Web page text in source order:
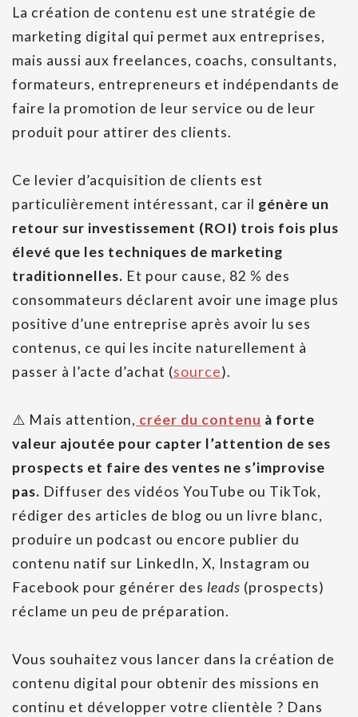
La création de contenu est une stratégie de
marketing digital qui permet aux entreprises,
mais aussi aux freelances, coachs, consultants,
formateurs, entrepreneurs et indépendants de
faire la promotion de leur service ou de leur
produit pour attirer des clients.
Ce levier d’acquisition de clients est
particulièrement intéressant, car il génère un
retour sur investissement (ROI) trois fois plus
élevé que les techniques de marketing
traditionnelles. Et pour cause, 82 % des
consommateurs déclarent avoir une image plus
positive d’une entreprise après avoir lu ses
contenus, ce qui les incite naturellement à
passer à l’acte d’achat (source).
⚠️ Mais attention, créer du contenu à forte
valeur ajoutée pour capter l’attention de ses
prospects et faire des ventes ne s’improvise
pas. Diffuser des vidéos YouTube ou TikTok,
rédiger des articles de blog ou un livre blanc,
produire un podcast ou encore publier du
contenu natif sur LinkedIn, X, Instagram ou
Facebook pour générer des leads (prospects)
réclame un peu de préparation.
Vous souhaitez vous lancer dans la création de
contenu digital pour obtenir des missions en
continu et développer votre clientèle ? Dans